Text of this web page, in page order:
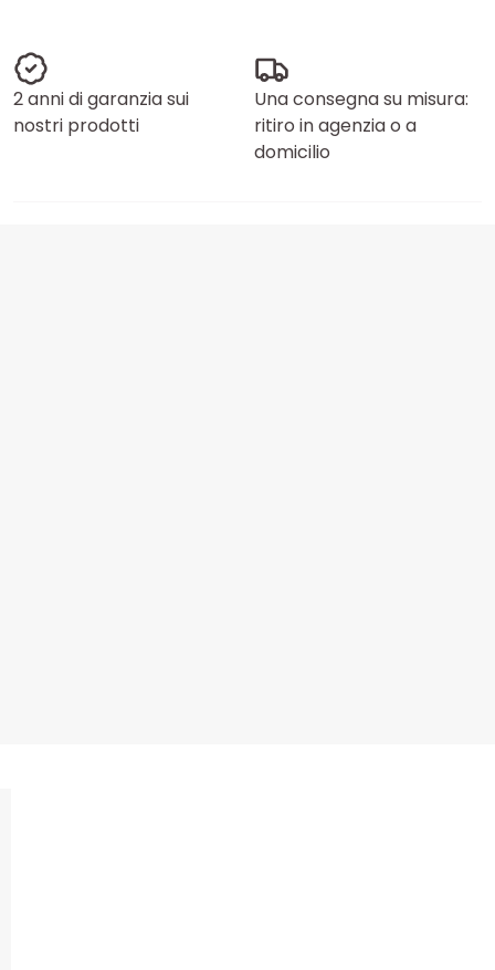
2 anni di garanzia sui
nostri prodotti
Una consegna su misura:
ritiro in agenzia o a
domicilio